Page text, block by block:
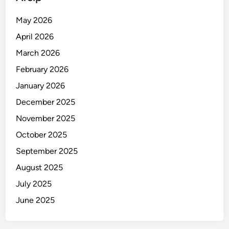
B
a
i
!
May 2026
April 2026
March 2026
February 2026
January 2026
December 2025
November 2025
October 2025
September 2025
August 2025
July 2025
June 2025